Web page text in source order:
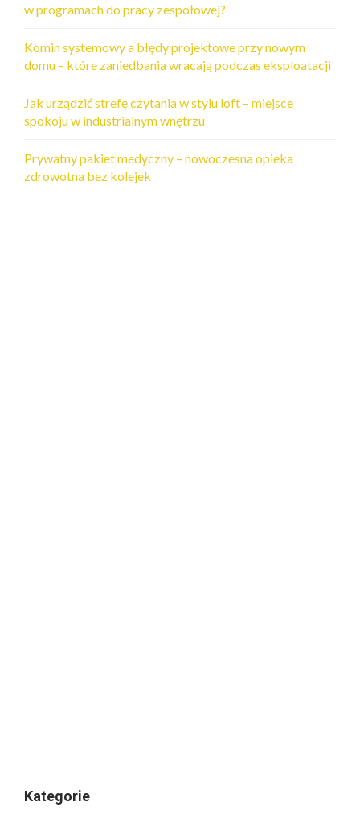
w programach do pracy zespołowej?
Komin systemowy a błędy projektowe przy nowym
domu – które zaniedbania wracają podczas eksploatacji
Jak urządzić strefę czytania w stylu loft – miejsce
spokoju w industrialnym wnętrzu
Prywatny pakiet medyczny – nowoczesna opieka
zdrowotna bez kolejek
Kategorie